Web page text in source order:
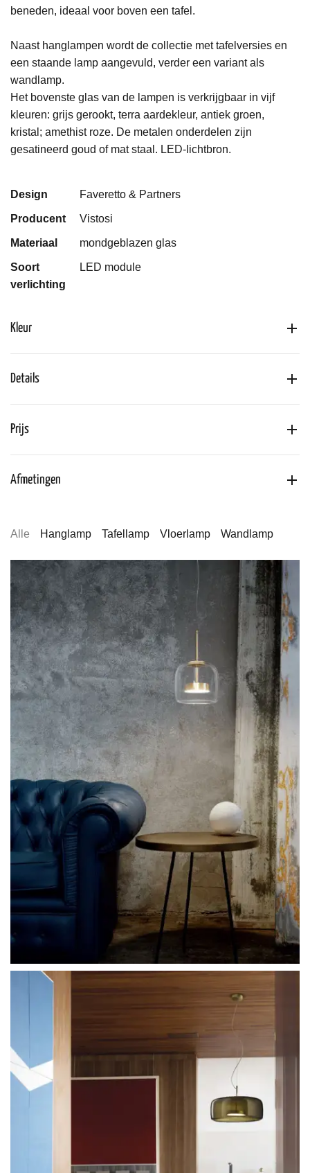
beneden, ideaal voor boven een tafel.
Naast hanglampen wordt de collectie met tafelversies en
een staande lamp aangevuld, verder een variant als
wandlamp.
Het bovenste glas van de lampen is verkrijgbaar in vijf
kleuren: grijs gerookt, terra aardekleur, antiek groen,
kristal; amethistroze. De metalen onderdelen zijn
gesatineerd goud of mat staal. LED-lichtbron.
Design Faveretto & Partners
Producent Vistosi
Materiaal mondgeblazen glas
Soort
verlichting
LED module
Kleur
Details
Prijs
Afmetingen
Alle Hanglamp Tafellamp Vloerlamp Wandlamp